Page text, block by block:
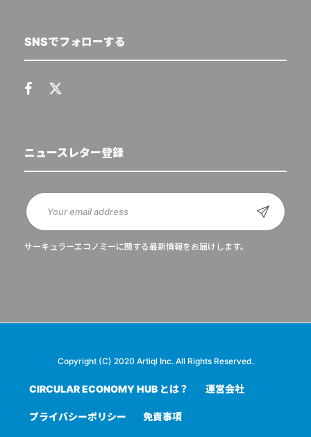
SNSでフォローする
ニュースレター登録
サーキュラーエコノミーに関する最新情報をお届けします。
Copyright (C) 2020 Artiql Inc. All Rights Reserved.
CIRCULAR ECONOMY HUB とは？ 運営会社
プライバシーポリシー 免責事項